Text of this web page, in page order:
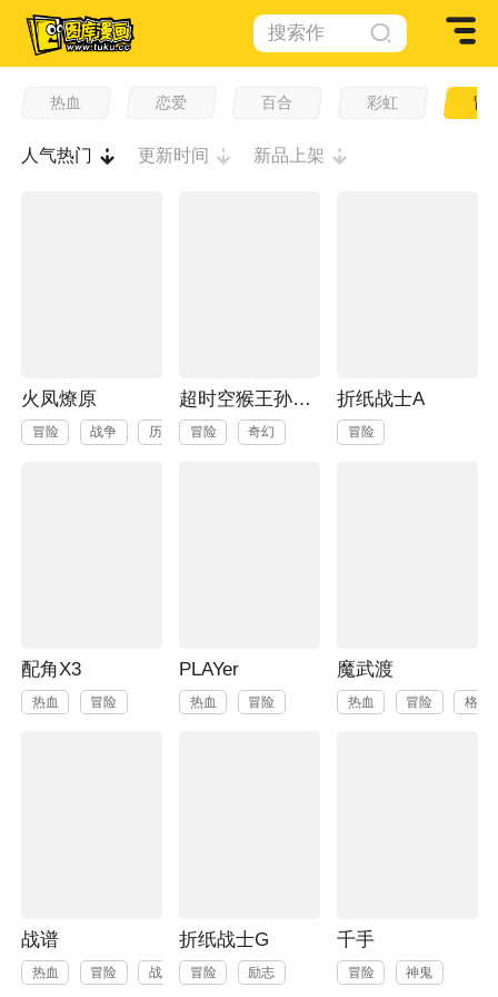
搜索作
品
热血 恋爱 百合 彩虹 冒
人气热门 更新时间 新品上架
火凤燎原
冒险 战争 历史
超时空猴王孙悟空
冒险 奇幻
折纸战士A
冒险
配角X3
热血 冒险
PLAYer
热血 冒险
魔武渡
热血 冒险 格斗
战谱
热血 冒险 战争
折纸战士G
冒险 励志
千手
冒险 神鬼